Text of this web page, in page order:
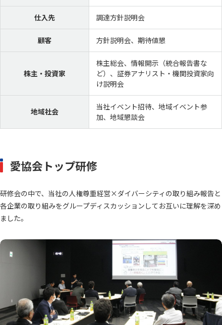
仕入先 調達方針説明会
顧客 方針説明会、期待値懇
株主・投資家
株主総会、情報開示（統合報告書な
ど）、証券アナリスト・機関投資家向
け説明会
地域社会
当社イベント招待、地域イベント参
加、地域懇談会
愛協会トップ研修
研修会の中で、当社の人権尊重経営×ダイバーシティの取り組み報告と
各企業の取り組みをグループディスカッションしてお互いに理解を深め
ました。